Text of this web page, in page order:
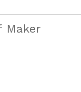
Maker